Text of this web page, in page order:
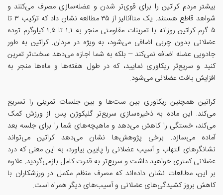
بیشتر مردم کراتین را برای قوی‌تر شدن و عضله‌سازی مصرف می‌کنند و
شواهد قاطع هستند. یک متاآنالیز از ۳۵ مطالعه نشان داد که ترکیب ۳ تا
۵ گرم کراتین روزانه با تمرینات مقاومتی منجر به ۱.۱ تا ۱.۵ کیلوگرم توده
عضلانی بدون چربی اضافی می‌شود، به ویژه در مردان. کراتین به طور
جادویی عضله اضافه نمی‌کند – بلکه به شما اجازه می‌دهد سخت‌تر تمرین
کنید و سریع‌تر ریکاوری نمایید، که در طول هفته‌ها و ماه‌ها منجر به
افزایش بافت عضلانی می‌شود.
کراتین همچنین ریکاوری بین ست‌ها و بین جلسات تمرینی را تسریع
می‌کند. این ماده به ذخیره‌سازی سریع‌تر گلیکوژن پس از ورزش کمک
می‌کند، خستگی را کاهش می‌دهد و ماهیچه‌های شما را برای جلسه بعد
آماده می‌سازد. برخی پژوهش‌ها نشان می‌دهد کراتین می‌تواند
نشانگرهای التهاب و آسیب عضلانی را پایین بیاورد، به این معنی که درد
عضلانی کمتری خواهید داشت و سریع‌تر به قدرت کامل بازمی‌گردید. علاوه
بر این، مطالعات نشان داده‌اند که مصرف منظم مکمل در ورزشکاران با
کاهش بروز کشیدگی‌های عضلانی و آسیب‌های دیگر همراه است.